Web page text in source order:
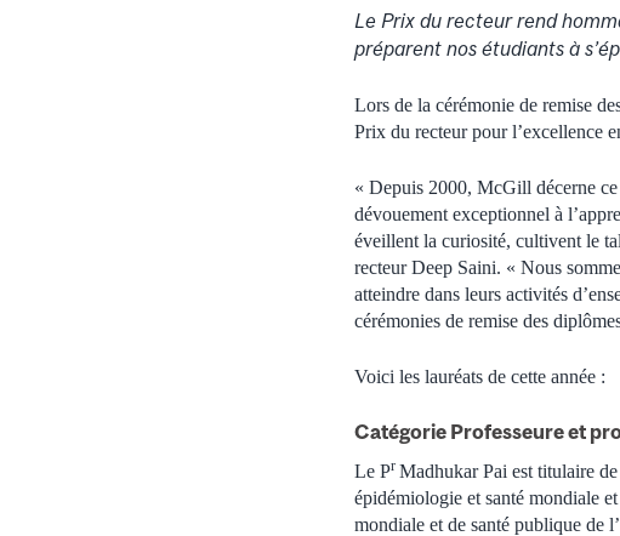
Le Prix du recteur rend
préparent nos étudiants à
Lors de la cérémonie de remise
Prix du recteur pour l’excellence
« Depuis 2000, McGill décerne
dévouement exceptionnel à
éveillent la curiosité, cultivent le
recteur Deep Saini. « Nous
atteindre dans leurs activités
cérémonies de remise des
Voici les lauréats de cette année :
Catégorie Professeure et
Le Pr Madhukar Pai est titulaire
épidémiologie et santé mondiale
mondiale et de santé publique de